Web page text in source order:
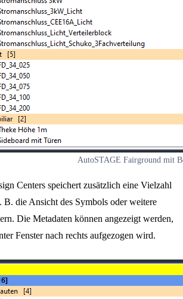
AutoSTAGE Fairground mit
Centers speichert zusätzlich eine Vielzahl
B. die Ansicht des Symbols oder weitere
Die Metadaten können angezeigt werden,
Fenster nach rechts aufgezogen wird.